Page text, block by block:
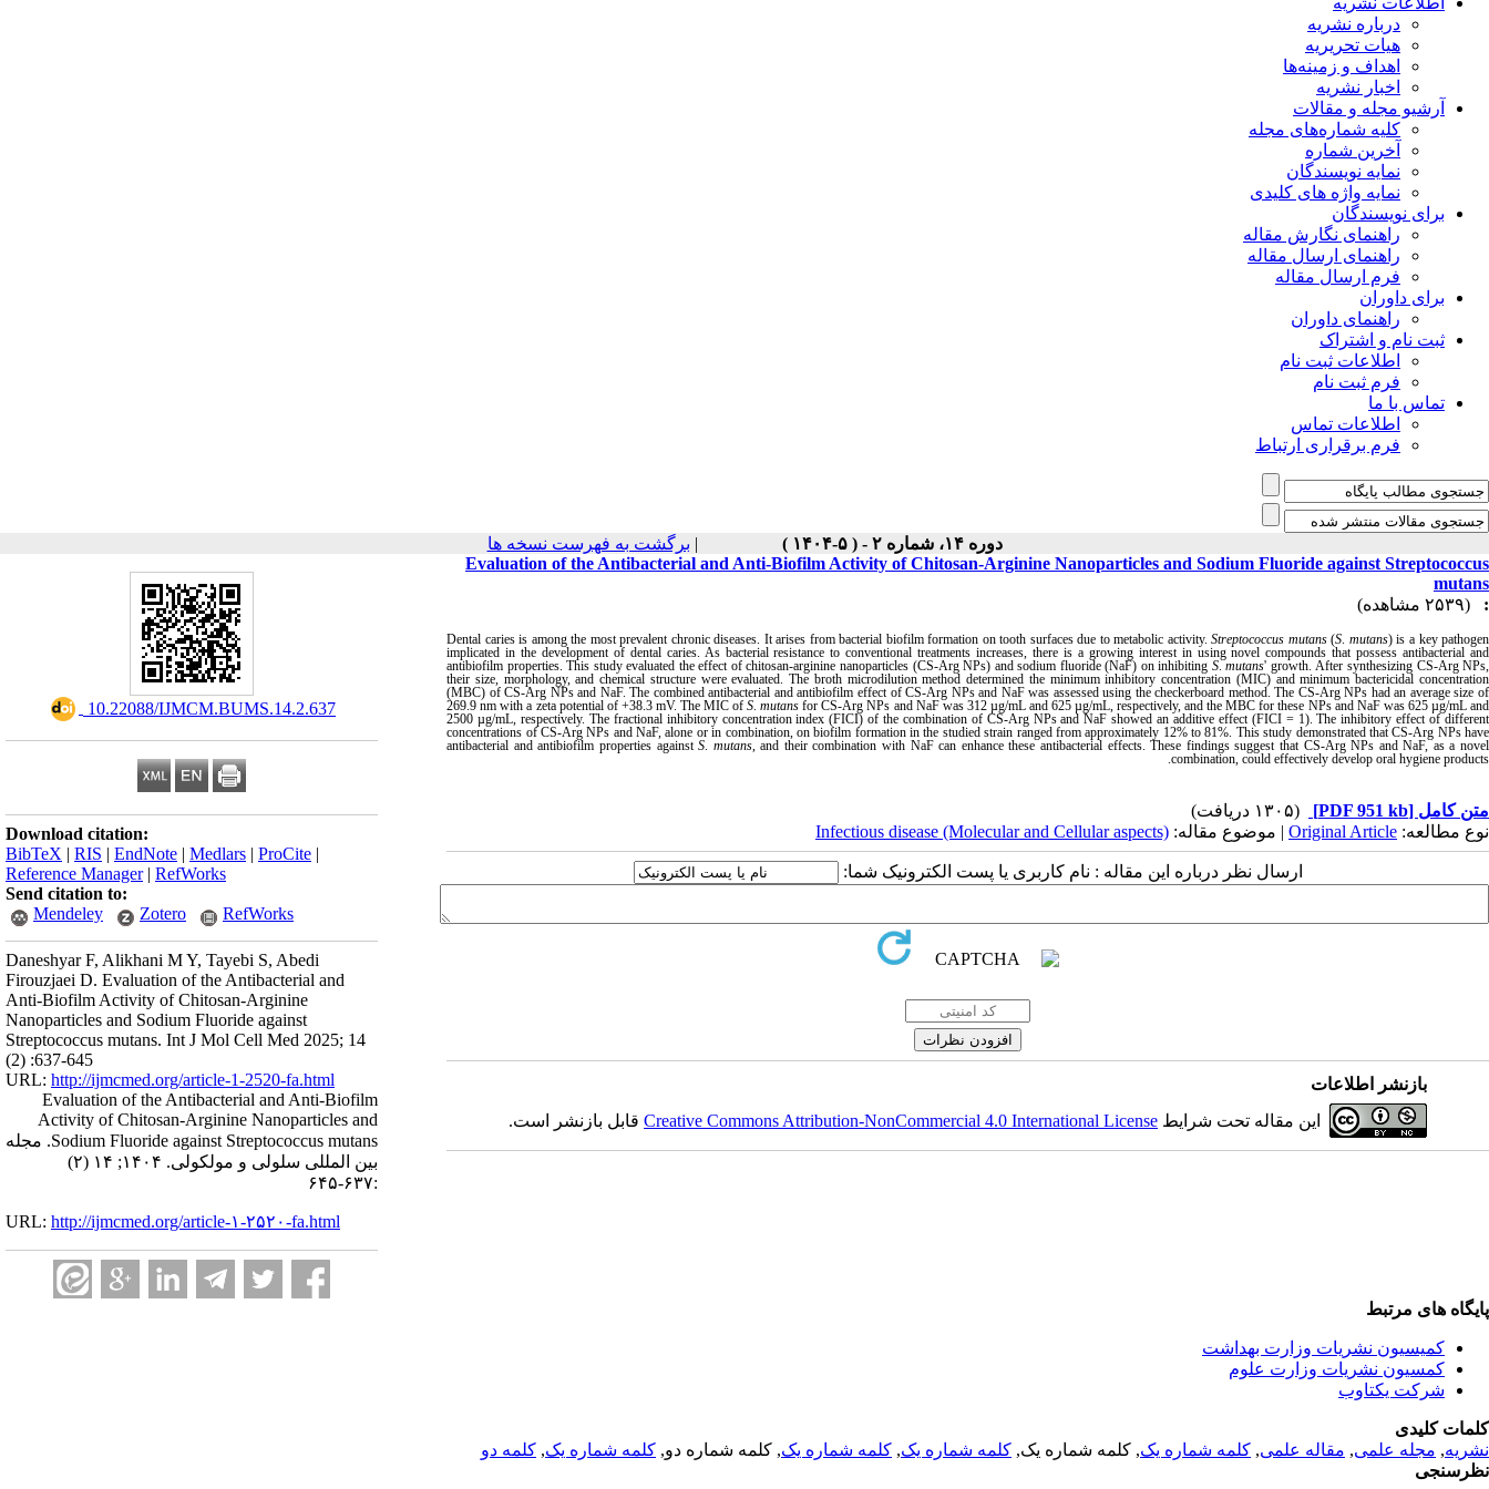
درباره نشریه
هیات تحریریه
اهداف و زمینه‌ها
اخبار نشریه
آرشیو مجله و مقالات
کلیه شماره‌های مجله
آخرین شماره
نمایه نویسندگان
نمایه واژه های کلیدی
برای نویسندگان
راهنمای نگارش مقاله
راهنمای ارسال مقاله
فرم ارسال مقاله
برای داوران
راهنمای داوران
ثبت نام و اشتراک
اطلاعات ثبت نام
فرم ثبت نام
تماس با ما
اطلاعات تماس
فرم برقراری ارتباط
دوره ۱۴، شماره ۲ - ( ۵-۱۴۰۴ ) | برگشت به فهرست نسخه ها
‎ 10.22088/IJMCM.BUMS.14.2.637
Download citation:
BibTeX | RIS | EndNote | Medlars | ProCite |
Reference Manager| RefWorks
Send citation to:
Mendeley
Zotero RefWorks
Daneshyar F, Alikhani M Y, Tayebi S, Abedi
Firouzjaei D. Evaluation of the Antibacterial and
Anti-Biofilm Activity of Chitosan-Arginine
Nanoparticles and Sodium Fluoride against
Streptococcus mutans. Int J Mol Cell Med 2025; 14
(2) :637-645
URL: http://ijmcmed.org/article-1-2520-fa.html
Evaluation of the Antibacterial and Anti-Biofilm
Activity of Chitosan-Arginine Nanoparticles and
Sodium Fluoride against Streptococcus mutans. مجله
بین المللی سلولی و مولکولی. ۱۴۰۴; ۱۴ (۲)
:۶۳۷-۶۴۵
URL: http://ijmcmed.org/article-۱-۲۵۲۰-fa.html
Evaluation of the Antibacterial and Anti-Biofilm Activity of Chitosan-Arginine Nanoparticles and Sodium Fluoride against Streptococcus
mutans
:
(۲۵۳۹ مشاهده)
Dental caries is among the most prevalent chronic diseases. It arises from bacterial biofilm formation on tooth surfaces due to metabolic activity.Streptococcus mutans (S. mutans) is a key pathogen
implicated in the development of dental caries. As bacterial resistance to conventional treatments increases, there is a growing interest in using novel compounds that possess antibacterial and
antibiofilm properties. This study evaluated the effect ofchitosan-arginine nanoparticles (CS-Arg NPs) andsodium fluoride (NaF) on inhibiting S.mutans' growth. After synthesizing CS-Arg NPs,
their size, morphology, and chemical structure were evaluated. The broth microdilution method determined the minimum inhibitory concentration (MIC) and minimum bactericidal concentration
(MBC) of CS-Arg NPs and NaF. The combined antibacterial and antibiofilm effect of CS-Arg NPs and NaF was assessed using the checkerboard method. The CS-Arg NPs had an average size of
269.9 nm with a zeta potential of +38.3 mV. The MIC ofS.mutans for CS-Arg NPs and NaF was 312 µg/mL and 625 µg/mL, respectively, and the MBC for these NPs and NaF was 625 µg/mL and
2500 µg/mL, respectively. The fractional inhibitory concentration index (FICI) of the combination of CS-Arg NPs and NaF showed an additive effect (FICI = 1). The inhibitory effect of different
concentrations of CS-Arg NPs and NaF, alone or in combination, on biofilm formation in the studied strain ranged from approximately 12% to 81%. This study demonstrated that CS-Arg NPs have
antibacterial and antibiofilm properties againstS. mutans, and their combination with NaF can enhance these antibacterial effects. These findings suggest that CS-Arg NPs and NaF, as a novel
combination, could effectively develop oral hygiene products.
متن کامل [PDF 951 kb]
(۱۳۰۵ دریافت)
نوع مطالعه: Original Article | موضوع مقاله: Infectious disease (Molecular and Cellular aspects)
ارسال نظر درباره این مقاله : نام کاربری یا پست الکترونیک شما:
بازنشر اطلاعات
این مقاله تحت شرایط Creative Commons Attribution-NonCommercial 4.0 International Licenseقابل بازنشر است.
پایگاه های مرتبط
کمیسیون نشریات وزارت بهداشت
کمسیون نشریات وزارت علوم
شرکت یکتاوب
کلمات کلیدی
نشریه, مجله علمی, مقاله علمی, کلمه شماره یک, کلمه شماره یک, کلمه شماره یک, کلمه شماره یک, کلمه شماره دو, کلمه شماره یک, کلمه دو
نظرسنجی